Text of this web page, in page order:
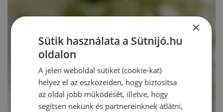
×
Sütik használata a Sütnijó.hu
oldalon
A jelen weboldal sütiket (cookie-kat)
helyez el az eszközeiden, hogy biztosítsa
az oldal jobb működését, illetve, hogy
segítsen nekünk és partnereinknek átlátni,